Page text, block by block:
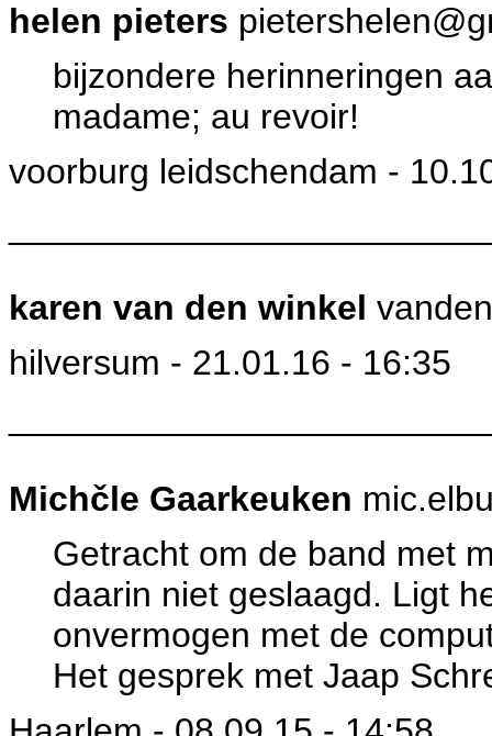
helen pieters
bijzondere herinneringen
madame; au revoir!
voorburg leidschendam -
karen van den winkel
hilversum - 21.01.16 - 16:35
Michčle Gaarkeuken
Getracht om de band met
daarin niet geslaagd. Ligt
onvermogen met de
Het gesprek met Jaap